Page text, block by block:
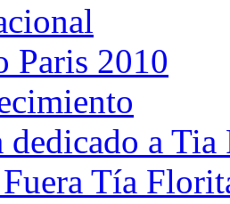
Paris 2010
dedicado a
Tía